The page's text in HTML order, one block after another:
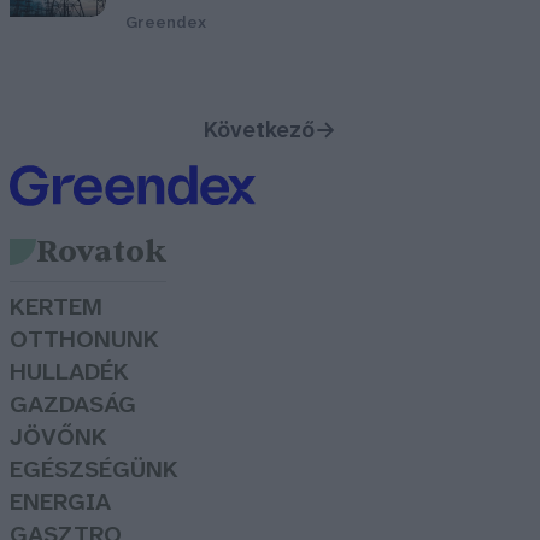
Greendex
Következő→
Rovatok
KERTEM
OTTHONUNK
HULLADÉK
GAZDASÁG
JÖVŐNK
EGÉSZSÉGÜNK
ENERGIA